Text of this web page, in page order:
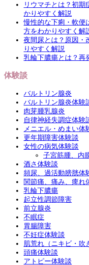
リウマチとは？初期
かりやすく解説
慢性的な下痢・軟便
方をわかりやすく解
夜間尿とは？原因・
りやすく解説
乳輪下膿瘍とは？再
体験談
バルトリン腺炎
バルトリン腺炎体験
肉芽腫乳腺炎
自律神経失調症体験
メニエル・めまい体
更年期障害体験談
女性の病気体験談
子宮筋腫、内
酒さ体験談
頻尿、過活動膀胱体
関節痛、痛み、痺れ
乳輪下膿瘍
起立性調節障害
前立腺炎
不眠症
胃腸障害
不妊症体験談
肌荒れ（ニキビ・吹
頭痛体験談
アトピー体験談